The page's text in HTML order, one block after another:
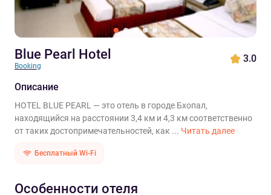
Blue Pearl Hotel
Booking
3.0
Описание
HOTEL BLUE PEARL — это отель в городе Бхопал,
находящийся на расстоянии 3,4 км и 4,3 км соответственно
от таких достопримечательностей, как ... Читать далее
Бесплатный Wi-Fi
Особенности отеля